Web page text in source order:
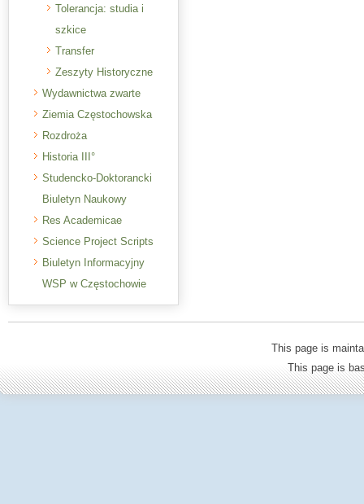
Tolerancja: studia i
szkice
Transfer
Zeszyty Historyczne
Wydawnictwa zwarte
Ziemia Częstochowska
Rozdroża
Historia III°
Studencko-Doktorancki
Biuletyn Naukowy
Res Academicae
Science Project Scripts
Biuletyn Informacyjny
WSP w Częstochowie
This page is
This page is